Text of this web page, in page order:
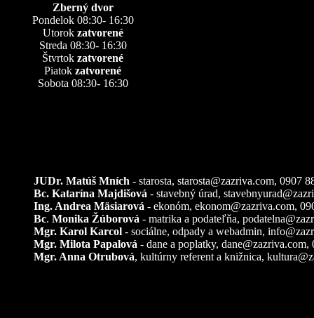
Zberný dvor
Pondelok 08:30- 16:30
Utorok zatvorené
Streda 08:30- 16:30
Štvrtok zatvorené
Piatok zatvorené
Sobota 08:30- 16:30
JUDr. Matúš Mních - starosta, starosta@zazriva.com, 0907
Bc. Katarína Majdišová - stavebný úrad,
Ing. Andrea Mäsiarová - ekonóm, ekonom@zazriva.com,
Bc. Monika Žúborová - matrika a podateľňa,
Mgr. Karol Karcol - sociálne, odpady a webadmin,
Mgr. Milota Papalová - dane a poplatky, dane@zazriva.com,
Mgr. Anna Otrubová, kultúrny referent a knižnica,